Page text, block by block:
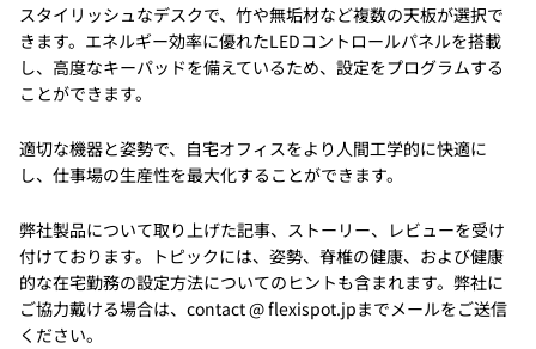
スタイリッシュなデスクで、竹や無垢材など複数の天板が選択で
きます。エネルギー効率に優れたLEDコントロールパネルを搭載
し、高度なキーパッドを備えているため、設定をプログラムする
ことができます。
適切な機器と姿勢で、自宅オフィスをより人間工学的に快適に
し、仕事場の生産性を最大化することができます。
弊社製品について取り上げた記事、ストーリー、レビューを受け
付けております。トピックには、姿勢、脊椎の健康、および健康
的な在宅勤務の設定方法についてのヒントも含まれます。弊社に
ご協力戴ける場合は、contact @ flexispot.jpまでメールをご送信
ください。